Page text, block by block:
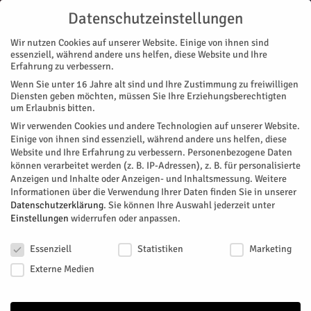
Start Magazin Gesundheit Hände richtig desinfiziert?
MAGAZIN GESUNDHEIT
Hände richtig desinfiziert?
Am Tag der Hand Hygiene macht das Krankenhaus Jülich auf
das Thema aufmerksam. Es besteht die Möglichkeit, sogar
durch eine Schwarzlicht-Box nachzuprüfen, ob man seine
Hände auch wirklich gründlich desinfiziert.
Datenschutzeinstellungen
Wir nutzen Cookies auf unserer Website. Einige von ihnen sind
essenziell, während andere uns helfen, diese Website und Ihre
Erfahrung zu verbessern.
Wenn Sie unter 16 Jahre alt sind und Ihre Zustimmung zu freiwilligen
Diensten geben möchten, müssen Sie Ihre Erziehungsberechtigten
um Erlaubnis bitten.
Wir verwenden Cookies und andere Technologien auf unserer Website.
Einige von ihnen sind essenziell, während andere uns helfen, diese
Website und Ihre Erfahrung zu verbessern. Personenbezogene Daten
können verarbeitet werden (z. B. IP-Adressen), z. B. für personalisierte
Anzeigen und Inhalte oder Anzeigen- und Inhaltsmessung. Weitere
Informationen über die Verwendung Ihrer Daten finden Sie in unserer
Datenschutzerklärung. Sie können Ihre Auswahl jederzeit unter
Einstellungen widerrufen oder anpassen.
Essenziell
Statistiken
Marketing
Externe Medien